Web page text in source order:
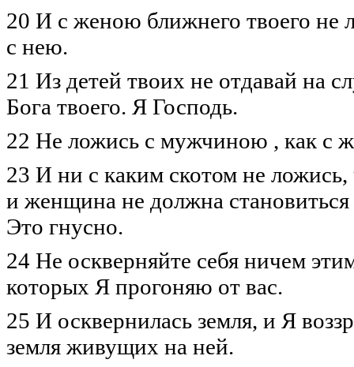
20 И с женою ближнего твоего не
с нею.
21 Из детей твоих не отдавай на
Бога твоего. Я Господь.
22 Не ложись с мужчиною , как с
23 И ни с каким скотом не ложись,
и женщина не должна
Это гнусно.
24 Не оскверняйте себя ничем
которых Я прогоняю от вас.
25 И осквернилась земля, и Я
земля живущих на ней.